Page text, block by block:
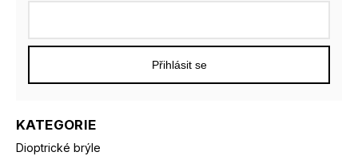
KATEGORIE
Dioptrické brýle
Přihlásit se